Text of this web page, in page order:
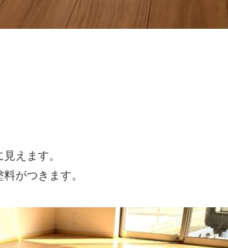
えます。
がつきます。